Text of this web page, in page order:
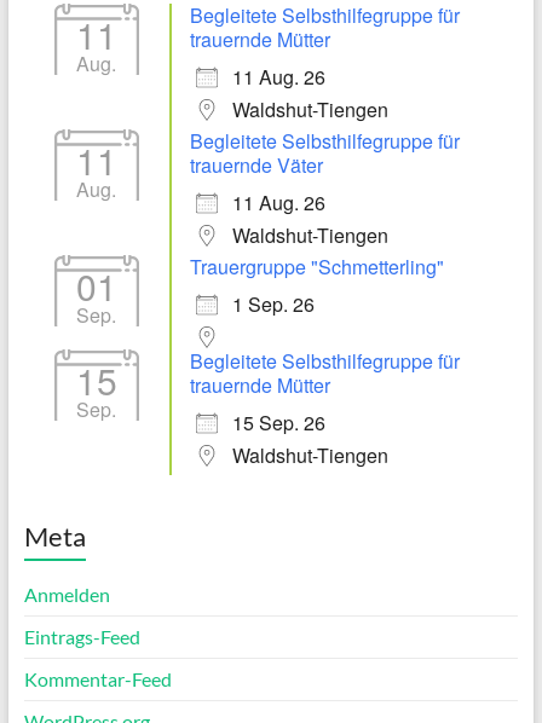
11
Aug.
Begleitete Selbsthilfegruppe für
trauernde Mütter
11 Aug. 26
Waldshut-Tiengen
11
Aug.
Begleitete Selbsthilfegruppe für
trauernde Väter
11 Aug. 26
Waldshut-Tiengen
01
Sep.
Trauergruppe "Schmetterling"
1 Sep. 26
15
Sep.
Begleitete Selbsthilfegruppe für
trauernde Mütter
15 Sep. 26
Waldshut-Tiengen
Meta
Anmelden
Eintrags-Feed
Kommentar-Feed